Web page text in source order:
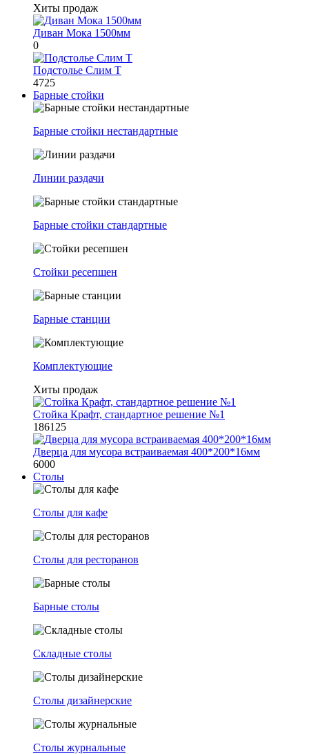
Хиты продаж
Диван Мока 1500мм
0
Подстолье Слим Т
4725
Барные стойки
Барные стойки нестандартные
Линии раздачи
Барные стойки стандартные
Стойки ресепшен
Барные станции
Комплектующие
Хиты продаж
Стойка Крафт, стандартное решение №1
186125
Дверца для мусора встраиваемая 400*200*16мм
6000
Столы
Столы для кафе
Столы для ресторанов
Барные столы
Складные столы
Столы дизайнерские
Столы журнальные